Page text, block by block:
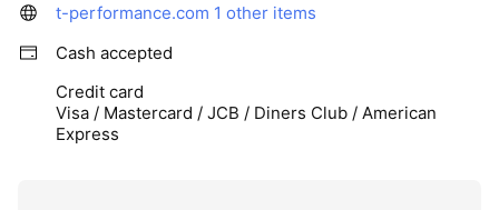
t-performance.com 1 other items
Cash accepted
Credit card
Visa / Mastercard / JCB / Diners Club / American
Express